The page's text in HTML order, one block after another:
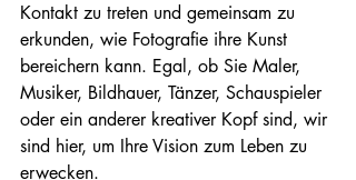
Kontakt zu treten und gemeinsam zu
erkunden, wie Fotografie ihre Kunst
bereichern kann. Egal, ob Sie Maler,
Musiker, Bildhauer, Tänzer, Schauspieler
oder ein anderer kreativer Kopf sind, wir
sind hier, um Ihre Vision zum Leben zu
erwecken.